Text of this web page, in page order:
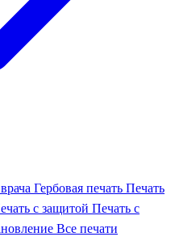
Гербовая печать Печать
с защитой Печать с
Все печати